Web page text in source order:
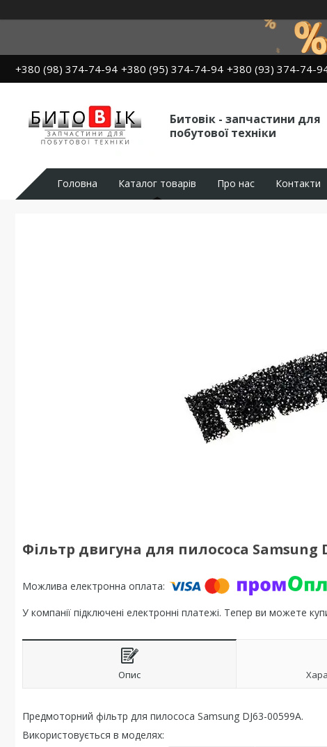
+380 (98) 374-74-94 +380 (95) 374-74-94 +380 (93) 374-74-
Битовік - запчастини для
побутової техніки
Головна Каталог товарів Про нас Контакти
Фільтр двигуна для пилососа Samsung
У компанії підключені електронні платежі. Тепер ви можете
Опис
Предмоторний фільтр для пилососа Samsung DJ63-00599A.
Використовується в моделях: